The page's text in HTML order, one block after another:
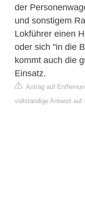
der
und sonstigem
Lokführer einen
oder sich "in die
kommt auch die
Einsatz.
Antrag auf
vollständige Antwort auf